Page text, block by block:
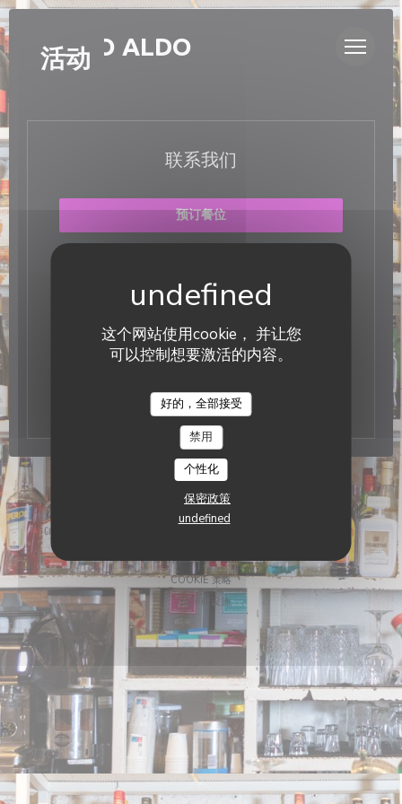
Cookie管理面板
这个网站使用cookie， 并让您
可以控制想要激活的内容。
好的，全部接受
禁用
个性化
保密政策
undefined
BISTRO ALDO
活动
联系我们
预订餐位
了解最新信息 *
订阅我们的时事通讯，通过电子邮件接收我们的个性化通讯和
营销优惠。
订阅
© 2026 BISTRO ALDO — 餐馆网站创建者 ((在新窗口中打开))
免责声明((在新窗口中打开))
个人数据保护政策((在新窗口中打开))
COOKIE 策略((在新窗口中打开))
无障碍设施((在新窗口中打开))
Bistro Aldo